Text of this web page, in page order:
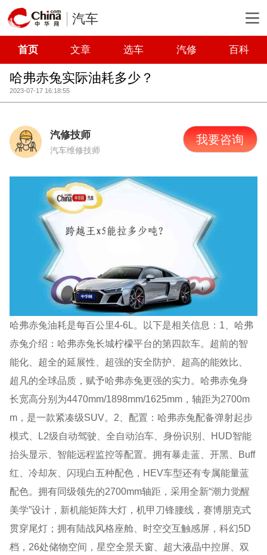
汽车
首页 文章 选车 汽修 百科
哈弗赤兔实际油耗多少？
2023-07-17 16:18:55
汽修技师
汽车维修技师
我要咨询
哈弗赤兔油耗是每百公里4-6L。以下是相关信息：1、哈弗
赤兔介绍：哈弗赤兔长城柠檬平台的第四款车。超前的智
能化、超全的延展性、超强的安全防护、超高的能效比、
超凡的全球品质，赋予哈弗赤兔更强的实力。哈弗赤兔身
长宽高分别为4470mm/1898mm/1625mm，轴距为2700m
m，是一款紧凑级SUV。2、配置：哈弗赤兔配备弹射起步
模式、L2级自动驾驶、全自动泊车、身份识别、HUD智能
抬头显示、智能远程监控等配置。拥有暴走蓝、开黑、Buff
红、冷却灰、闪现白五种配色，HEV车型还有专属能量蓝
配色。拥有同级领先的2700mm轴距，采用全新“潮力觉醒
美学”设计，新机能矩阵大灯，机甲刀锋腰线，赛博朋克式
贯穿尾灯；拥有陆战风格座舱、时空交互触感屏，科幻5D
档，26处储物空间，星空全景天窗、超大液晶中控屏、双